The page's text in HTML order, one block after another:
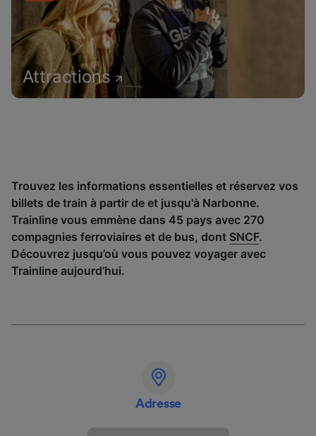
Attractions
Trouvez les informations essentielles et réservez vos
billets de train à partir de et jusqu'à Narbonne.
Trainline vous emmène dans 45 pays avec 270
compagnies ferroviaires et de bus, dont SNCF.
Découvrez jusqu’où vous pouvez voyager avec
Trainline aujourd’hui.
Adresse